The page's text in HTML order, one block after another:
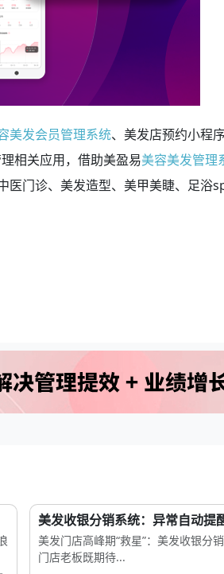
美发会员管理系统、美发店预约小程序
相关应用，借助美盈易美容美发管理
医门诊、美发造型、美甲美睫、足浴
美发收银分销系统：异常自动提
美发门店高峰期“救星”：美发收银分
门店老板既期待...